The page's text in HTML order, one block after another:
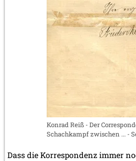
Konrad Reiß - Der
Schachkampf zwischen ... -
Dass die Korrespondenz immer